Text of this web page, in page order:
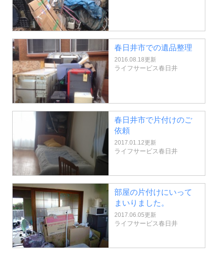
春日井市での遺品整理
2016.08.18更新
ライフサービス春日井
春日井市で片付けのご
依頼
2017.01.12更新
ライフサービス春日井
部屋の片付けにいって
まいりました。
2017.06.05更新
ライフサービス春日井